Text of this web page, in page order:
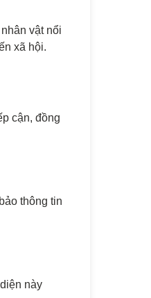
vật nổi
xã hội.
cận, đồng
thông tin
này